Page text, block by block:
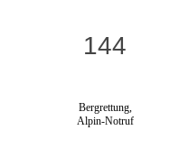
144
Bergrettung,
Alpin-Notruf